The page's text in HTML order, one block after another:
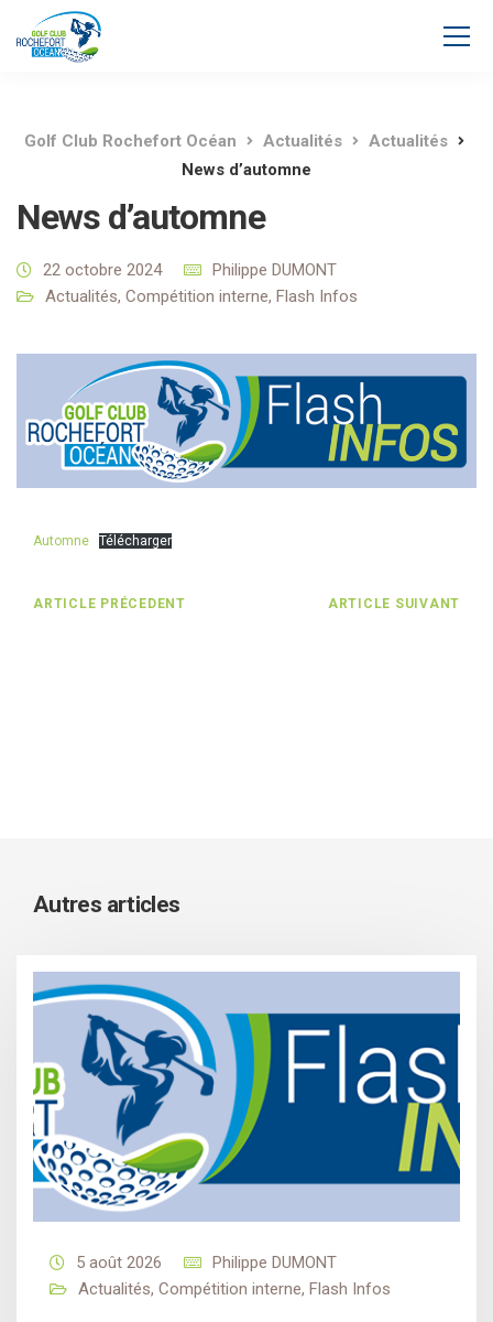
Golf Club Rochefort Océan Actualités
Actualités
News d’automne
News d’automne
22 octobre 2024
Philippe DUMONT
Actualités, Compétition interne, Flash Infos
Automne Télécharger
ARTICLE PRÉCEDENT ARTICLE SUIVANT
Autres articles
5 août 2026
Philippe DUMONT
Actualités, Compétition interne, Flash Infos